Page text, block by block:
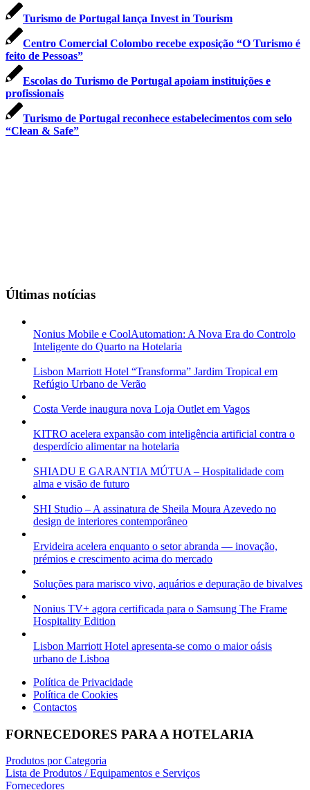
Turismo de Portugal lança Invest in Tourism
Centro Comercial Colombo recebe exposição “O Turismo é
feito de Pessoas”
Escolas do Turismo de Portugal apoiam instituições e
profissionais
Turismo de Portugal reconhece estabelecimentos com selo
“Clean & Safe”
Últimas notícias
Nonius Mobile e CoolAutomation: A Nova Era do Controlo
Inteligente do Quarto na Hotelaria
Lisbon Marriott Hotel “Transforma” Jardim Tropical em
Refúgio Urbano de Verão
Costa Verde inaugura nova Loja Outlet em Vagos
KITRO acelera expansão com inteligência artificial contra o
desperdício alimentar na hotelaria
SHIADU E GARANTIA MÚTUA – Hospitalidade com
alma e visão de futuro
SHI Studio – A assinatura de Sheila Moura Azevedo no
design de interiores contemporâneo
Ervideira acelera enquanto o setor abranda — inovação,
prémios e crescimento acima do mercado
Soluções para marisco vivo, aquários e depuração de bivalves
Nonius TV+ agora certificada para o Samsung The Frame
Hospitality Edition
Lisbon Marriott Hotel apresenta-se como o maior oásis
urbano de Lisboa
Política de Privacidade
Política de Cookies
Contactos
FORNECEDORES PARA A HOTELARIA
Produtos por Categoria
Lista de Produtos / Equipamentos e Serviços
Fornecedores